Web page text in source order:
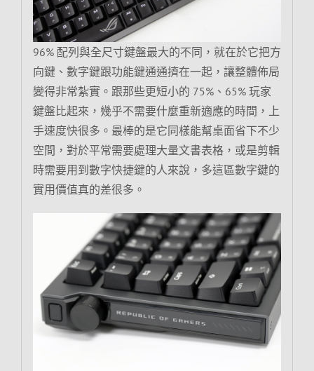
96% 配列與全尺寸鍵盤最大的不同，就在於它把方
向鍵、數字鍵跟功能鍵通通擠在一起，讓整體佈局
變得非常紮實。跟那些更短小的 75%、65% 玩家
鍵盤比起來，幾乎不需要什麼重新適應的時間，上
手速度快很多。最棒的是它同樣能幫桌面省下不少
空間，對於平常需要處理大量文書表格，或是剪輯
時需要用到數字快捷鍵的人來說，多這區數字鍵的
實用價值真的差很多。